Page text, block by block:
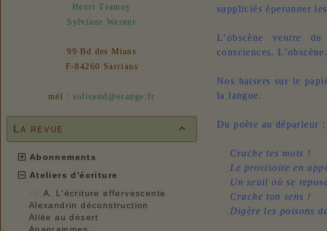
Henri Tramoy
Sylviane Werner
99 Bd des Mians
F-84260 Sarrians
mél :solicend@orange.fr

La revue
Abonnements
Ateliers d'écriture
A. L'écriture effervescente
Alexandrin déconstruction
Allée au désert
suppliciés éperonner
L’obscène ventre
consciences. L’obscène.
Nos baisers sur le
la langue.
Du poète au déparleur :
Crache tes mots !
Le provisoire en
Un seuil où se
Crache ton sens !
Digère les poisons